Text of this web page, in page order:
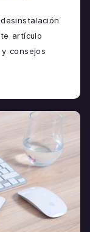
artículo
consejos